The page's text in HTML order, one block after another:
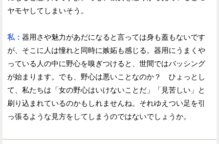
ヤモヤしてしまいそう。
私： 器用さや魅力があだになると言っては身も蓋もないです
が、そこに人は憧れと同時に嫉妬も感じる。器用にうまくや
っている人の中に野心を嗅ぎつけると、世間ではバッシング
が始まります。でも、野心は悪いことなのか？ ひょっとし
て、私たちは「女の野心はいけないことだ」「見苦しい」と
刷り込まれているのかもしれませんね。それゆえつい足を引
っ張るような見方をしてしまうのではないでしょうか。